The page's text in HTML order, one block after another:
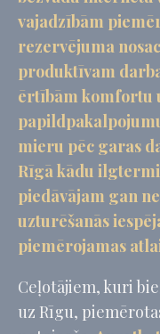
Apstiprināt izvēli
vajadzībām
rezervējuma
produktīvam
ērtībām komfortu
mieru pēc garas
Rīgā kādu
piedāvājam gan
uzturēšanās
piemērojamas
Ceļotājiem, kuri
uz Rīgu,